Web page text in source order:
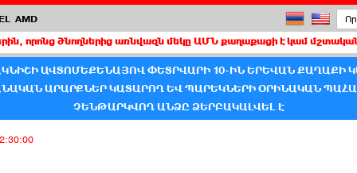
AMD
առնվազն մեկը ԱՄՆ քաղաքացի է կամ մշտական բնակիչ
ԱՎՏՈՄԵՔԵՆԱՅՈՎ ՓԵՏՐՎԱՐԻ 10-ԻՆ ԵՐԵՎԱՆ ՔԱՂԱՔԻ
ԱՐԱՐՔՆԵՐ ԿԱՏԱՐՈՂ ԵՎ ՊԱՐԵԿՆԵՐԻ ՕՐԻՆԱԿԱՆ
ՉԵՆԹԱՐԿՎՈՂ ԱՆՁԸ ՁԵՐԲԱԿԱԼՎԵԼ Է